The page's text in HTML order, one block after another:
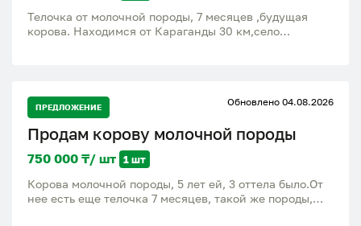
Телочка от молочной породы, 7 месяцев ,будущая
корова. Находимся от Караганды 30 км,село
ПРЕДЛОЖЕНИЕ Обновлено 04.08.2026
Продам корову молочной породы
750 000 ₸/ шт 1 шт
Корова молочной породы, 5 лет ей, 3 оттела было.От
нее есть еще телочка 7 месяцев, такой же породы,